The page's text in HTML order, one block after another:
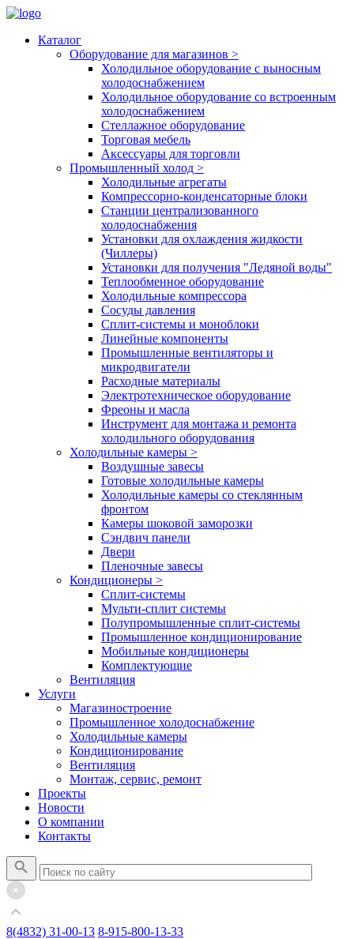
Каталог
Оборудование для магазинов >
Холодильное оборудование с выносным
холодоснабжением
Холодильное оборудование со встроенным
холодоснабжением
Стеллажное оборудование
Торговая мебель
Аксессуары для торговли
Промышленный холод >
Холодильные агрегаты
Компрессорно-конденсаторные блоки
Станции централизованного
холодоснабжения
Установки для охлаждения жидкости
(Чиллеры)
Установки для получения "Ледяной воды"
Теплообменное оборудование
Холодильные компрессора
Сосуды давления
Cплит-системы и моноблоки
Линейные компоненты
Промышленные вентиляторы и
микродвигатели
Расходные материалы
Электротехническое оборудование
Фреоны и масла
Инструмент для монтажа и ремонта
холодильного оборудования
Холодильные камеры >
Воздушные завесы
Готовые холодильные камеры
Холодильные камеры со стеклянным
фронтом
Камеры шоковой заморозки
Сэндвич панели
Двери
Пленочные завесы
Кондиционеры >
Сплит-системы
Мульти-сплит системы
Полупромышленные сплит-системы
Промышленное кондиционирование
Мобильные кондиционеры
Комплектующие
Вентиляция
Услуги
Магазиностроение
Промышленное холодоснабжение
Холодильные камеры
Кондиционирование
Вентиляция
Монтаж, сервис, ремонт
Проекты
Новости
О компании
Контакты
8(4832) 31-00-13 8-915-800-13-33